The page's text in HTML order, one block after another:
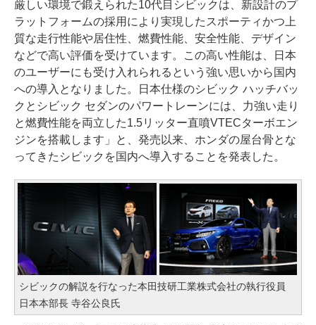
厳しい環境で鍛えられた10代目シビックは、新設計のプ
ラットフォームの採用により実現したスポーティかつ上
質な走行性能や居住性、燃費性能、安全性能、デザイン
などで高い評価を受けています。この高い性能は、日本
のユーザーにも受け入れられるという強い思いから国内
への導入となりました。日本仕様のシビック ハッチバッ
クとシビック セダンのパワートレーンには、力強い走り
と燃費性能を両立した1.5リッター直噴VTECターボエン
ジンを搭載します」と、発売以来、ホンダの屋台骨とな
ってきたシビックを国内へ導入することを発表した。
シビックの解説を行なった本田技研工業株式会社の執行役員
日本本部長 寺谷公良氏